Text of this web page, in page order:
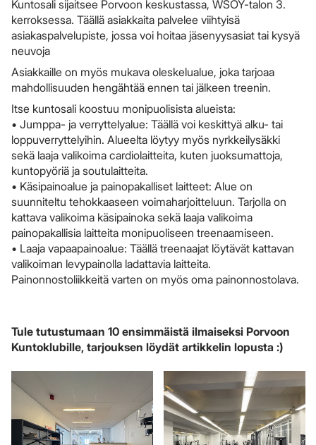
Kuntosali sijaitsee Porvoon keskustassa, WSOY-talon 3.
kerroksessa. Täällä asiakkaita palvelee viihtyisä
asiakaspalvelupiste, jossa voi hoitaa jäsenyysasiat tai kysyä
neuvoja
Asiakkaille on myös mukava oleskelualue, joka tarjoaa
mahdollisuuden hengähtää ennen tai jälkeen treenin.
Itse kuntosali koostuu monipuolisista alueista:
• Jumppa- ja verryttelyalue: Täällä voi keskittyä alku- tai
loppuverryttelyihin. Alueelta löytyy myös nyrkkeilysäkki
sekä laaja valikoima cardiolaitteita, kuten juoksumattoja,
kuntopyöriä ja soutulaitteita.
• Käsipainoalue ja painopakalliset laitteet: Alue on
suunniteltu tehokkaaseen voimaharjoitteluun. Tarjolla on
kattava valikoima käsipainoka sekä laaja valikoima
painopakallisia laitteita monipuoliseen treenaamiseen.
• Laaja vapaapainoalue: Täällä treenaajat löytävät kattavan
valikoiman levypainolla ladattavia laitteita.
Painonnostoliikkeitä varten on myös oma painonnostolava.
Tule tutustumaan 10 ensimmäistä ilmaiseksi Porvoon
Kuntoklubille, tarjouksen löydät artikkelin lopusta :)